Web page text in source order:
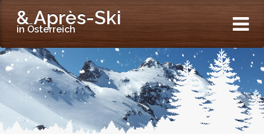
& Après-Ski
in Österreich